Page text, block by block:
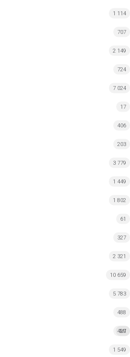
1 114
707
2 149
724
7 024
17
406
203
3 779
1 449
1 802
61
327
2 321
10 659
5 783
488
MI
427
1 549